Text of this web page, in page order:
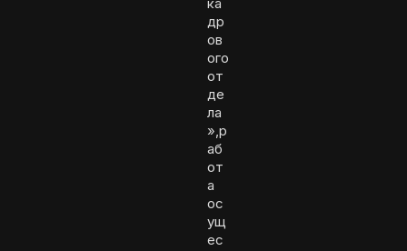
др
ов
ого
от
де
ла
»,р
аб
от
а
ос
ущ
ес